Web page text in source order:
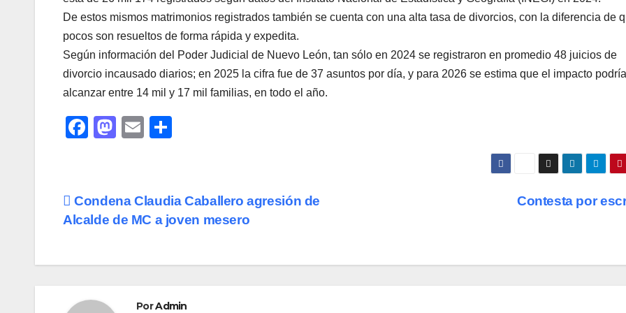
De estos mismos matrimonios registrados también se cuenta con una alta tasa de divorcios, con la diferencia de
pocos son resueltos de forma rápida y expedita.
Según información del Poder Judicial de Nuevo León, tan sólo en 2024 se registraron en promedio 48 juicios de
divorcio incausado diarios; en 2025 la cifra fue de 37 asuntos por día, y para 2026 se estima que el impacto podría
alcanzar entre 14 mil y 17 mil familias, en todo el año.
F
e
b
o
M
o
d
n
E
p
ar
Navegación
entradas
Contesta por
Condena Claudia Caballero agresión de
Alcalde de MC a joven mesero
PorAdmin